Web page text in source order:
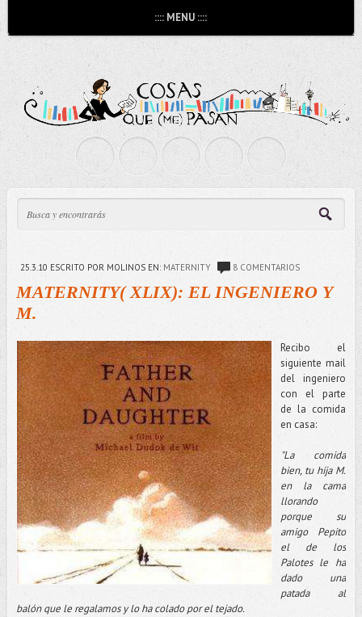
:::: MENU ::::
25.3.10 ESCRITO POR MOLINOS EN: MATERNITY 8 COMENTARIOS
MATERNITY( XLIX): EL INGENIERO Y
M.
Recibo el
siguiente mail
del ingeniero
con el parte
de la comida
en casa:
"La comida
bien, tu hija M.
en la cama
llorando
porque su
amigo Pepito
el de los
Palotes le ha
dado una
patada al
balón que le regalamos y lo ha colado por el tejado.